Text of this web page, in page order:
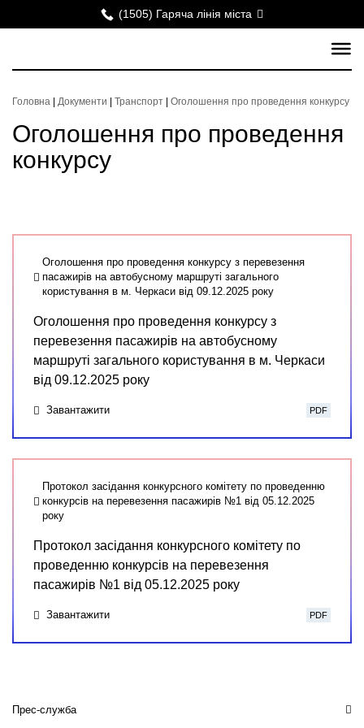
(1505) Гаряча лінія міста
Головна Документи Транспорт Оголошення про проведення конкурсу
Оголошення про проведення
конкурсу
Оголошення про проведення конкурсу з перевезення
пасажирів на автобусному маршруті загального
користування в м. Черкаси від 09.12.2025 року
Оголошення про проведення конкурсу з
перевезення пасажирів на автобусному
маршруті загального користування в м. Черкаси
від 09.12.2025 року
Завантажити PDF
Протокол засідання конкурсного комітету по проведенню
конкурсів на перевезення пасажирів №1 від 05.12.2025
року
Протокол засідання конкурсного комітету по
проведенню конкурсів на перевезення
пасажирів №1 від 05.12.2025 року
Завантажити PDF
Прес-служба